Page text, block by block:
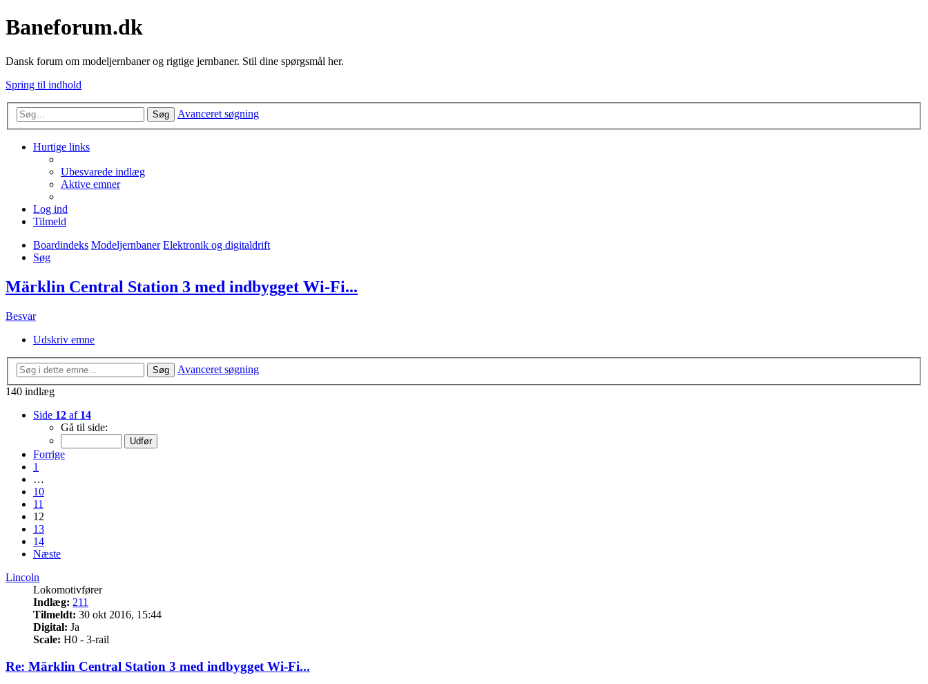
Baneforum.dk
Dansk forum om modeljernbaner og rigtige jernbaner. Stil dine spørgsmål her.
Spring til indhold
Søg Avanceret søgning
Hurtige links
Ubesvarede indlæg
Aktive emner
Log ind
Tilmeld
Boardindeks Modeljernbaner Elektronik og digitaldrift
Søg
Märklin Central Station 3 med indbygget Wi-Fi...
Besvar
Udskriv emne
Søg
Avanceret søgning
140 indlæg
Side 12 af 14
Gå til side:
Forrige
1
…
10
11
12
13
14
Næste
Lincoln
Lokomotivfører
Indlæg: 211
Tilmeldt: 30 okt 2016, 15:44
Digital: Ja
Scale: H0 - 3-rail
Re: Märklin Central Station 3 med indbygget Wi-Fi...